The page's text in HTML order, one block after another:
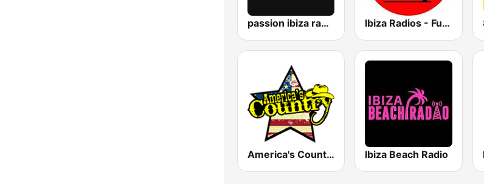
passion ibiza radio Ibiza Radios - Funky
America's Country Ibiza Beach Radio